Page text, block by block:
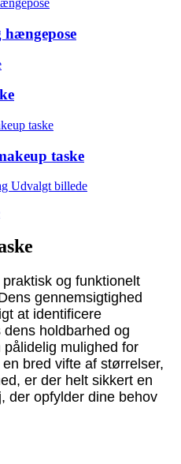
taske
og funktionelt
gennemsigtighed
at identificere
holdbarhed og
mulighed for
bred vifte af størrelser,
er der helt sikkert en
der opfylder dine behov